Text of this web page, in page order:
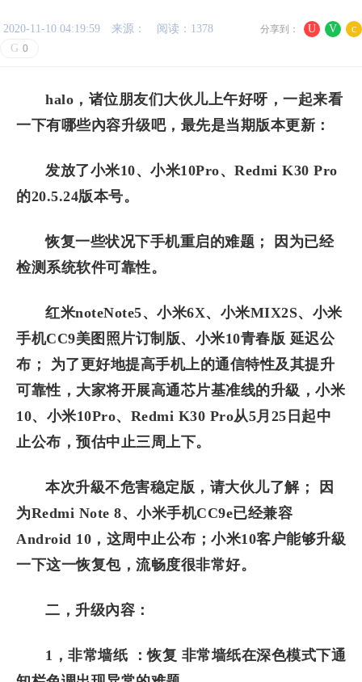
U V c
分享到：
2020-11-10 04:19:59 来源：
阅读：1378
G 0
halo，诸位朋友们大伙儿上午好呀，一起来看
一下有哪些內容升级吧，最先是当期版本更新：
发放了小米10、小米10Pro、Redmi K30 Pro
的20.5.24版本号。
恢复一些状况下手机重启的难题； 因为已经
检测系统软件可靠性。
红米noteNote5、小米6X、小米MIX2S、小米
手机CC9美图照片订制版、小米10青春版 延迟公
布； 为了更好地提高手机上的通信特性及其提升
可靠性，大家将开展高通芯片基准线的升級，小米
10、小米10Pro、Redmi K30 Pro从5月25日起中
止公布，预估中止三周上下。
本次升級不危害稳定版，请大伙儿了解； 因
为Redmi Note 8、小米手机CC9e已经兼容
Android 10，这周中止公布；小米10客户能够升級
一下这一恢复包，流畅度很非常好。
二，升级內容：
1，非常墙纸 ：恢复 非常墙纸在深色模式下通